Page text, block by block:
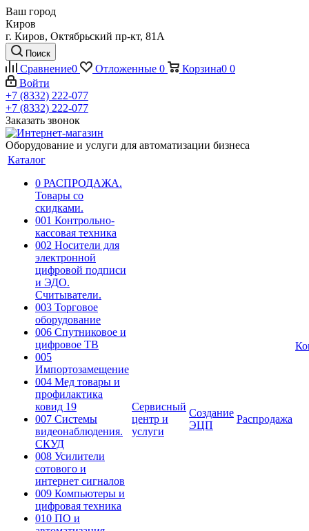
Ваш город
Киров
г. Киров, Октябрьский пр-кт, 81А
Поиск
Сравнение0 Отложенные 0 Корзина0 0
Войти
+7 (8332) 222-077
+7 (8332) 222-077
Заказать звонок
Оборудование и услуги для автоматизации бизнеса
Каталог
0 РАСПРОДАЖА.
Товары со
скидками.
001 Контрольно-
кассовая техника
002 Носители для
электронной
цифровой подписи
и ЭДО.
Считыватели.
003 Торговое
оборудование
006 Спутниковое и
цифровое ТВ
005
Импортозамещение
004 Мед товары и
профилактика
ковид 19
007 Системы
видеонаблюдения.
СКУД
008 Усилители
сотового и
интернет сигналов
009 Компьютеры и
цифровая техника
010 ПО и
Сервисный
центр и
услуги
Создание
ЭЦП
Распродажа